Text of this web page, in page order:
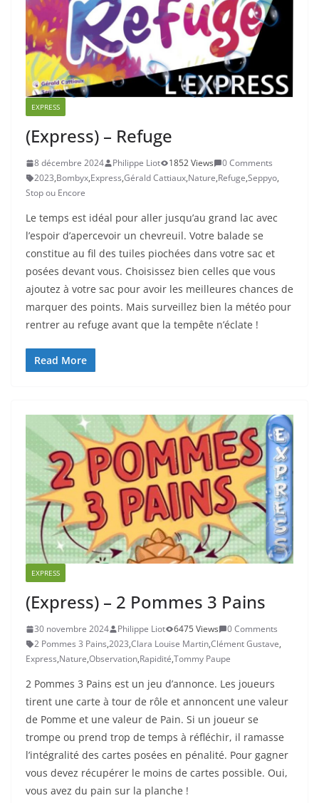
EXPRESS
(Express) – Refuge
8 décembre 2024 Philippe Liot 1852 Views
0 Comments
2023,Bombyx,Express,Gérald Cattiaux,Nature,Refuge,Seppyo,
Stop ou Encore
Le temps est idéal pour aller jusqu’au grand lac avec
l’espoir d’apercevoir un chevreuil. Votre balade se
constitue au fil des tuiles piochées dans votre sac et
posées devant vous. Choisissez bien celles que vous
ajoutez à votre sac pour avoir les meilleures chances de
marquer des points. Mais surveillez bien la météo pour
rentrer au refuge avant que la tempête n’éclate !
Read More
EXPRESS
(Express) – 2 Pommes 3 Pains
30 novembre 2024 Philippe Liot 6475 Views
0 Comments
2 Pommes 3 Pains,2023,Clara Louise Martin,Clément Gustave,
Express,Nature,Observation,Rapidité,Tommy Paupe
2 Pommes 3 Pains est un jeu d’annonce. Les joueurs
tirent une carte à tour de rôle et annoncent une valeur
de Pomme et une valeur de Pain. Si un joueur se
trompe ou prend trop de temps à réfléchir, il ramasse
l’intégralité des cartes posées en pénalité. Pour gagner
vous devez récupérer le moins de cartes possible. Oui,
vous avez du pain sur la planche !